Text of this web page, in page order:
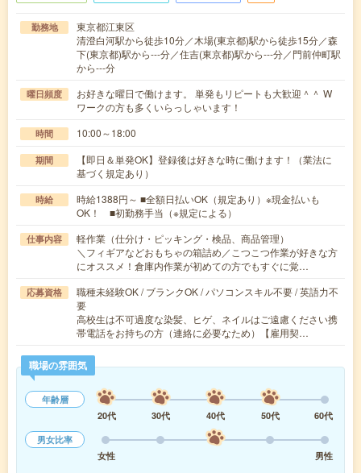
勤務地
東京都江東区
清澄白河駅から徒歩10分／木場(東京都)駅から徒歩15分／森
下(東京都)駅から---分／住吉(東京都)駅から---分／門前仲町駅
から---分
曜日頻度
お好きな曜日で働けます。 単発もリピートも大歓迎＾＾ W
ワークの方も多くいらっしゃいます！
時間 10:00～18:00
期間
【即日＆単発OK】登録後は好きな時に働けます！（業法に
基づく規定あり）
時給
時給1388円～ ■全額日払いOK（規定あり）※現金払いも
OK！ ■初勤務手当（※規定による）
仕事内容
軽作業（仕分け・ピッキング・検品、商品管理）
＼フィギアなどおもちゃの箱詰め／こつこつ作業が好きな方
にオススメ！倉庫内作業が初めての方でもすぐに覚…
応募資格
職種未経験OK / ブランクOK / パソコンスキル不要 / 英語力不
要
高校生は不可過度な染髪、ヒゲ、ネイルはご遠慮ください携
帯電話をお持ちの方（連絡に必要なため）【雇用契…
職場の雰囲気
年齢層
20代
30代 40代 50代
60代
男女比率
女性
男性